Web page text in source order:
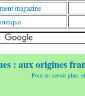
magazine
: aux origines
Pour en savoir plus,